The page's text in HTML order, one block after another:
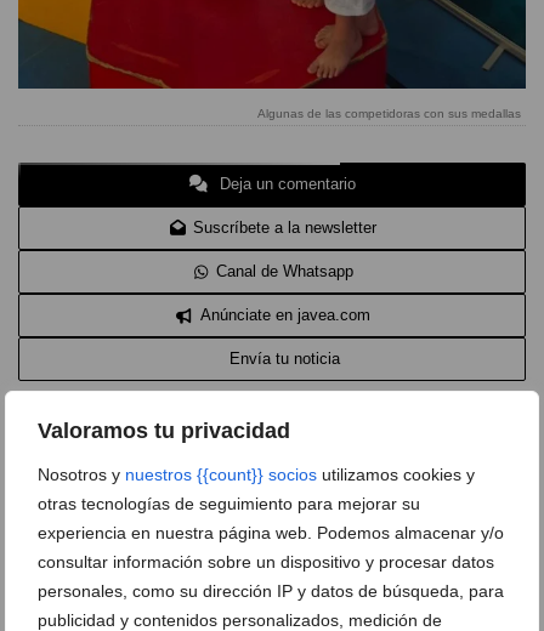
Valoramos tu privacidad
Nosotros y nuestros {{count}} socios utilizamos cookies y
otras tecnologías de seguimiento para mejorar su
experiencia en nuestra página web. Podemos almacenar y/o
consultar información sobre un dispositivo y procesar datos
personales, como su dirección IP y datos de búsqueda, para
publicidad y contenidos personalizados, medición de
Algunas de las competidoras con sus medallas
Deja un comentario
Suscríbete a la newsletter
Canal de Whatsapp
Anúnciate en javea.com
Envía tu noticia
Clasificado en: Deportes,Otros,Club Kárate Washinkai
ARTÍCULOS RELACIONADOS